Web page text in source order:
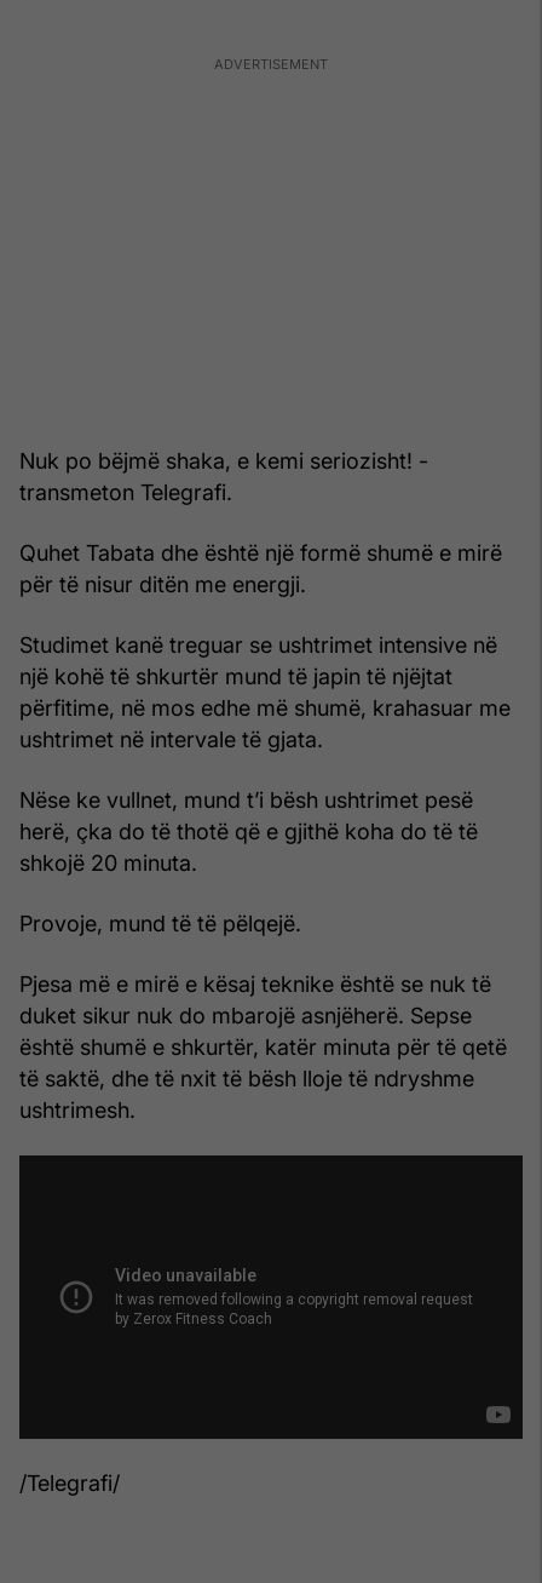
Nuk po bëjmë shaka, e kemi seriozisht! -
transmeton Telegrafi.
Quhet Tabata dhe është një formë shumë e mirë
për të nisur ditën me energji.
Studimet kanë treguar se ushtrimet intensive në
një kohë të shkurtër mund të japin të njëjtat
përfitime, në mos edhe më shumë, krahasuar me
ushtrimet në intervale të gjata.
Nëse ke vullnet, mund t’i bësh ushtrimet pesë
herë, çka do të thotë që e gjithë koha do të të
shkojë 20 minuta.
Provoje, mund të të pëlqejë.
Pjesa më e mirë e kësaj teknike është se nuk të
duket sikur nuk do mbarojë asnjëherë. Sepse
është shumë e shkurtër, katër minuta për të qetë
të saktë, dhe të nxit të bësh lloje të ndryshme
ushtrimesh.
/Telegrafi/